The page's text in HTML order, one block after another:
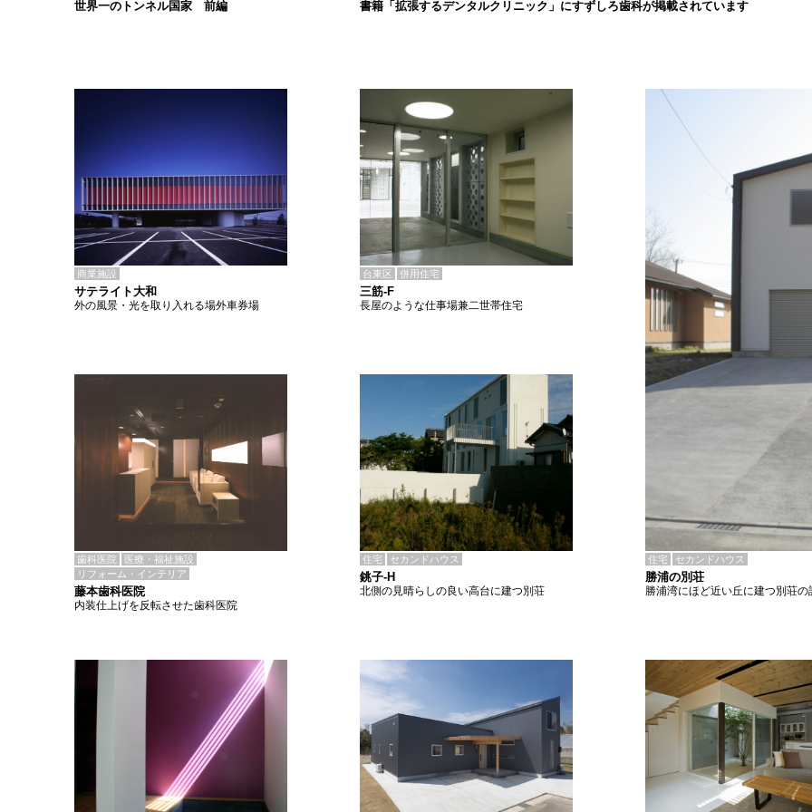
書籍「拡張するデンタルクリニック」にすずしろ歯科が掲載されています
世界一のトンネル国家 前編
商業施設
サテライト大和
外の風景・光を取り入れる場外車券場
台東区 併用住宅
三筋-F
長屋のような仕事場兼二世帯住宅
歯科医院
医療・福祉施設
リフォーム・インテリア
藤本歯科医院
内装仕上げを反転させた歯科医院
住宅 セカンドハウス
銚子-H
北側の見晴らしの良い高台に建つ別荘
住宅 セカンドハウス
勝浦の別荘
勝浦湾にほど近い丘に建つ別荘の